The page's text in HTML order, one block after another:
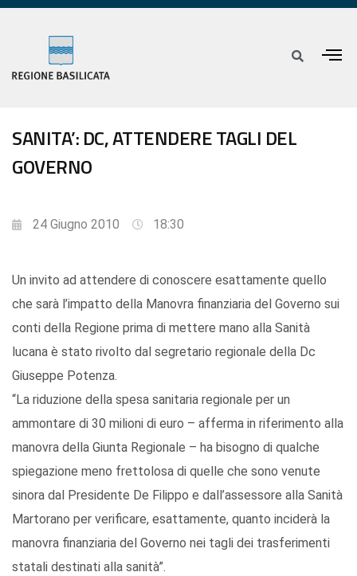
SANITA’: DC, ATTENDERE TAGLI DEL
GOVERNO
24 Giugno 2010 18:30
Un invito ad attendere di conoscere esattamente quello
che sarà l’impatto della Manovra finanziaria del Governo sui
conti della Regione prima di mettere mano alla Sanità
lucana è stato rivolto dal segretario regionale della Dc
Giuseppe Potenza.
“La riduzione della spesa sanitaria regionale per un
ammontare di 30 milioni di euro – afferma in riferimento alla
manovra della Giunta Regionale – ha bisogno di qualche
spiegazione meno frettolosa di quelle che sono venute
sinora dal Presidente De Filippo e dall’assessore alla Sanità
Martorano per verificare, esattamente, quanto inciderà la
manovra finanziaria del Governo nei tagli dei trasferimenti
statali destinati alla sanità”.